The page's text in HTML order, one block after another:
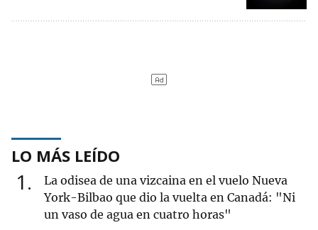
LO MÁS LEÍDO
1
La odisea de una vizcaina en el vuelo Nueva
York-Bilbao que dio la vuelta en Canadá: "Ni
un vaso de agua en cuatro horas"